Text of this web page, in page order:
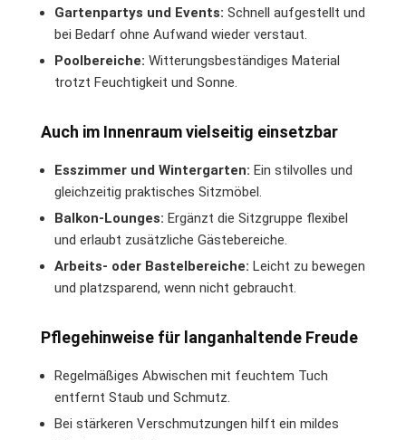
Gartenpartys und Events: Schnell aufgestellt und
bei Bedarf ohne Aufwand wieder verstaut.
Poolbereiche: Witterungsbeständiges Material
trotzt Feuchtigkeit und Sonne.
Auch im Innenraum vielseitig einsetzbar
Esszimmer und Wintergarten: Ein stilvolles und
gleichzeitig praktisches Sitzmöbel.
Balkon-Lounges: Ergänzt die Sitzgruppe flexibel
und erlaubt zusätzliche Gästebereiche.
Arbeits- oder Bastelbereiche: Leicht zu bewegen
und platzsparend, wenn nicht gebraucht.
Pflegehinweise für langanhaltende Freude
Regelmäßiges Abwischen mit feuchtem Tuch
entfernt Staub und Schmutz.
Bei stärkeren Verschmutzungen hilft ein mildes